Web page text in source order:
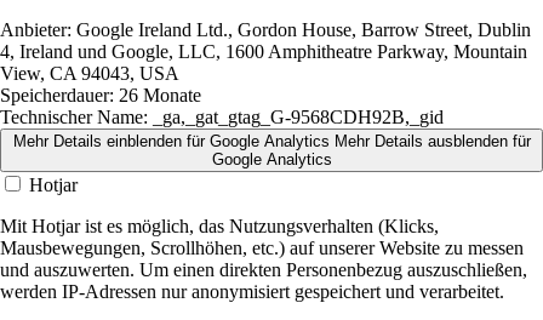
Anbieter: Google Ireland Ltd., Gordon House, Barrow Street, Dublin
4, Ireland und Google, LLC, 1600 Amphitheatre Parkway, Mountain
View, CA 94043, USA
Speicherdauer: 26 Monate
Technischer Name: _ga,_gat_gtag_G-9568CDH92B,_gid
Mehr Details einblendenfür Google Analytics Mehr Details ausblendenfür
Google Analytics
Hotjar
Mit Hotjar ist es möglich, das Nutzungsverhalten (Klicks,
Mausbewegungen, Scrollhöhen, etc.) auf unserer Website zu messen
und auszuwerten. Um einen direkten Personenbezug auszuschließen,
werden IP-Adressen nur anonymisiert gespeichert und verarbeitet.